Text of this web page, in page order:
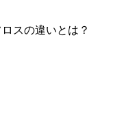
スの違いとは？